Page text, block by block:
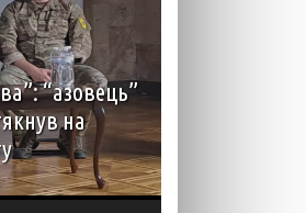
“азовець”
на
колишній
заступник